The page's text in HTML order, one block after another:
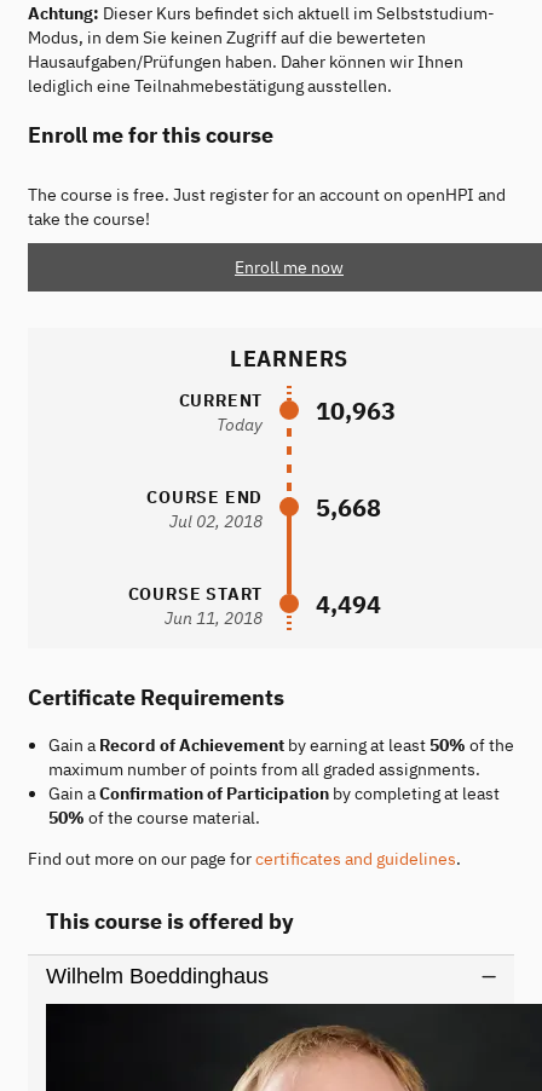
Achtung: Dieser Kurs befindet sich aktuell im Selbststudium-
Modus, in dem Sie keinen Zugriff auf die bewerteten
Hausaufgaben/Prüfungen haben. Daher können wir Ihnen
lediglich eine Teilnahmebestätigung ausstellen.
Enroll me for this course
The course is free. Just register for an account on openHPI and
take the course!
Enroll me now
LEARNERS
CURRENT
Today
10,963
COURSE END
Jul 02, 2018
5,668
COURSE START
Jun 11, 2018
4,494
Certificate Requirements
Gain a Record of Achievementby earning at least 50% of the
maximum number of points from all graded assignments.
Gain aConfirmation of Participationby completing at least
50% of the course material.
Find out more on our page forcertificates and guidelines.
This course is offered by
Wilhelm Boeddinghaus